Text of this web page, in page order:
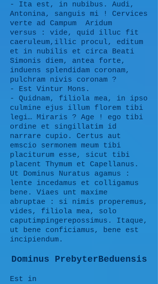
- Ita est, in nubibus. Audi,
Antonina, sanguis mi ! Cervices
verte ad Campum Aridum
versus : vide, quid illuc fit
caeruleum,illic procul, editum
et in nubilis et circa Beati
Simonis diem, antea forte,
induens splendidam coronam,
pulchram nivis coronam ?
- Est Vintur Mons.
- Quidnam, filiola mea, in ipso
culmine ejus illum florem tibi
legi… Miraris ? Age ! ego tibi
ordine et singillatim id
narrare cupio. Certus aut
emscio sermonem meum tibi
placiturum esse, sicut tibi
placent Thymum et Capellanus.
Ut Dominus Nuratus agamus :
lente incedamus et colligamus
bene. Viaes unt maxime
abruptae : si nimis properemus,
vides, filiola mea, solo
caputimpingerepossimus. Itaque,
ut bene conficiamus, bene est
incipiendum.
Dominus PrebyterBeduensis
Est in